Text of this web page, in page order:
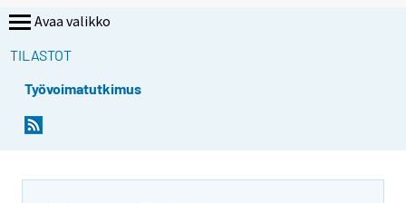
Avaa valikko
TILASTOT
Työvoimatutkimus